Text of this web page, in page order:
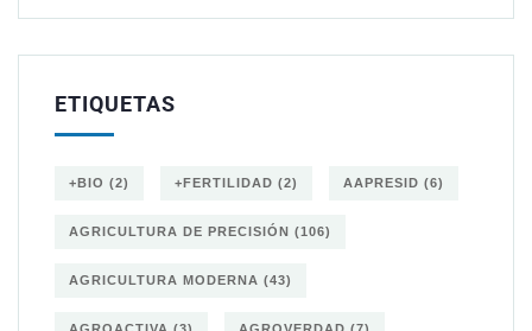
ETIQUETAS
+BIO (2) +FERTILIDAD (2) AAPRESID (6)
AGRICULTURA DE PRECISIÓN (106)
AGRICULTURA MODERNA (43)